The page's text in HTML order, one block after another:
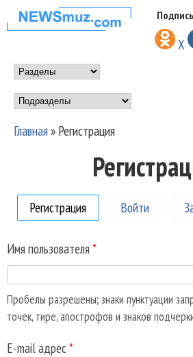
Перейти к
содержанию
НОВОСТИ
МУЗЫКИ И
ШОУ БИЗНЕСА
NEWSMUZ.COM
X
Main menu
Подразделы
Главная» Регистрация
Регистрация (активная вкладка)
Войти
Имя пользователя *
Пробелы разрешены; знаки пунктуации
точек, тире, апострофов и знаков
E-mail адрес *